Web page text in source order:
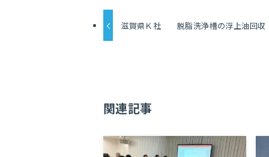
滋賀県Ｋ社 脱脂洗浄槽の浮上油回収
関連記事